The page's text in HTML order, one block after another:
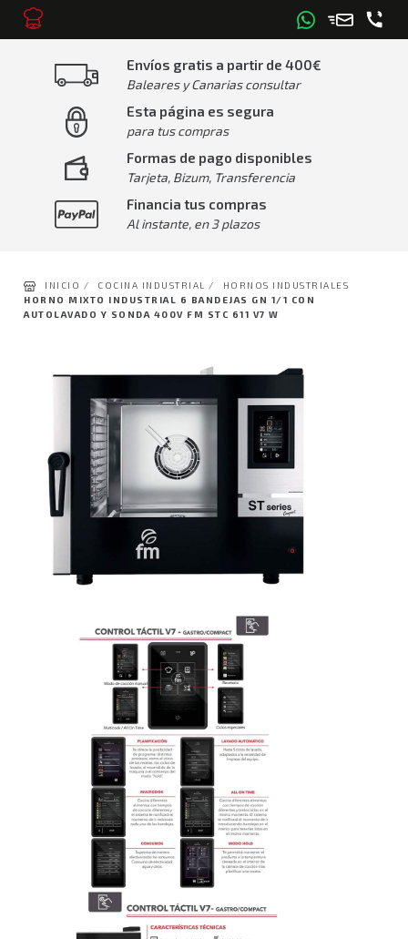
Envíos gratis a partir de 400€
Baleares y Canarias consultar
Esta página es segura
para tus compras
Formas de pago disponibles
Tarjeta, Bizum, Transferencia
Financia tus compras
Al instante, en 3 plazos
INICIO / COCINA INDUSTRIAL /
HORNOS INDUSTRIALES
HORNO MIXTO INDUSTRIAL 6 BANDEJAS GN 1/1 CON
AUTOLAVADO Y SONDA 400V FM STC 611 V7 W